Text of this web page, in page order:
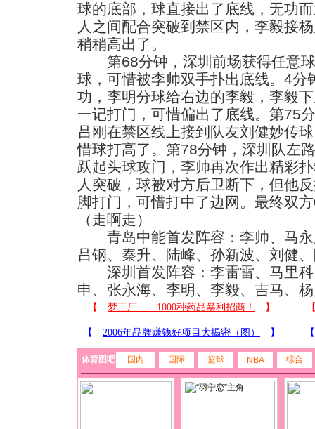
球的底部，球直接出了底线，无功
人之间配合突破到禁区内，李毅接
稍稍高出了。
第68分钟，深圳前场获得任意球
球，可惜被李帅双手扑出底线。4分
功，李明分球给右边的李毅，李毅
一记打门，可惜偏出了底线。第75
吕刚在禁区线上接到队友刘健妙传
惜球打高了。第78分钟，深圳队左
跃起头球攻门，李帅再次作出精彩
人突破，球被对方后卫断下，但他
脚打门，可惜打中了边网。最终双
（走啊走）
青岛中能首发阵容：李帅、马永
吕钢、秦升、陆峰、孙新波、刘健
深圳首发阵容：李雷雷、马里科
申、张永海、李明、李毅、吉马、
体育图吧 国内 国际 篮球 NBA 综合